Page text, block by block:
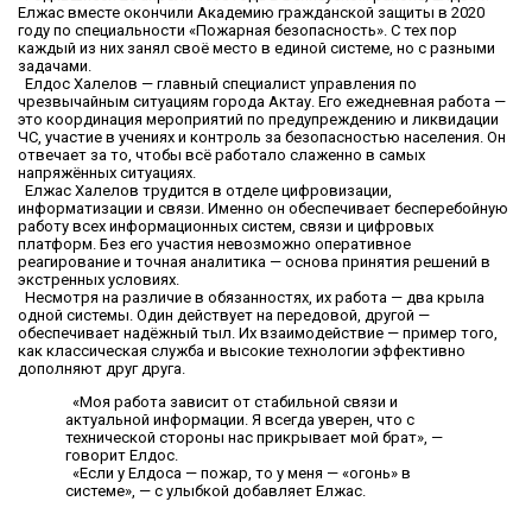
Елжас вместе окончили Академию гражданской защиты в 2020
году по специальности «Пожарная безопасность». С тех пор
каждый из них занял своё место в единой системе, но с разными
задачами.
Елдос Халелов — главный специалист управления по
чрезвычайным ситуациям города Актау. Его ежедневная работа —
это координация мероприятий по предупреждению и ликвидации
ЧС, участие в учениях и контроль за безопасностью населения. Он
отвечает за то, чтобы всё работало слаженно в самых
напряжённых ситуациях.
Елжас Халелов трудится в отделе цифровизации,
информатизации и связи. Именно он обеспечивает бесперебойную
работу всех информационных систем, связи и цифровых
платформ. Без его участия невозможно оперативное
реагирование и точная аналитика — основа принятия решений в
экстренных условиях.
Несмотря на различие в обязанностях, их работа — два крыла
одной системы. Один действует на передовой, другой —
обеспечивает надёжный тыл. Их взаимодействие — пример того,
как классическая служба и высокие технологии эффективно
дополняют друг друга.
«Моя работа зависит от стабильной связи и
актуальной информации. Я всегда уверен, что с
технической стороны нас прикрывает мой брат», —
говорит Елдос.
«Если у Елдоса — пожар, то у меня — «огонь» в
системе», — с улыбкой добавляет Елжас.